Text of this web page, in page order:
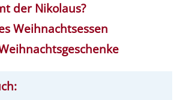
der Nikolaus?
Weihnachtsessen